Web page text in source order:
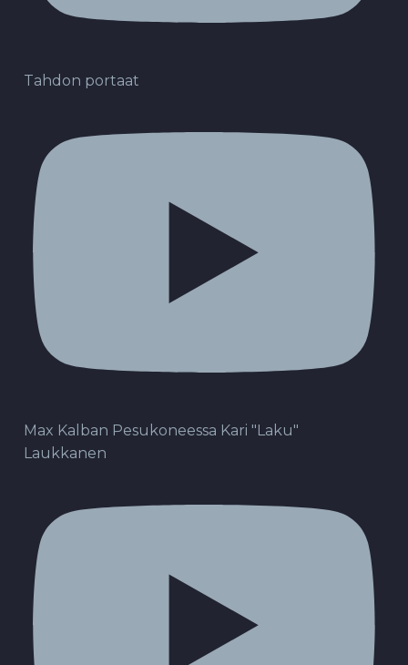
Tahdon portaat
Max Kalban Pesukoneessa Kari "Laku"
Laukkanen